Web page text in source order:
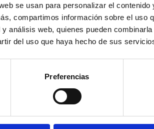
se usan para personalizar el
compartimos información sobre el uso
análisis web, quienes pueden
del uso que haya hecho de sus
Preferencias